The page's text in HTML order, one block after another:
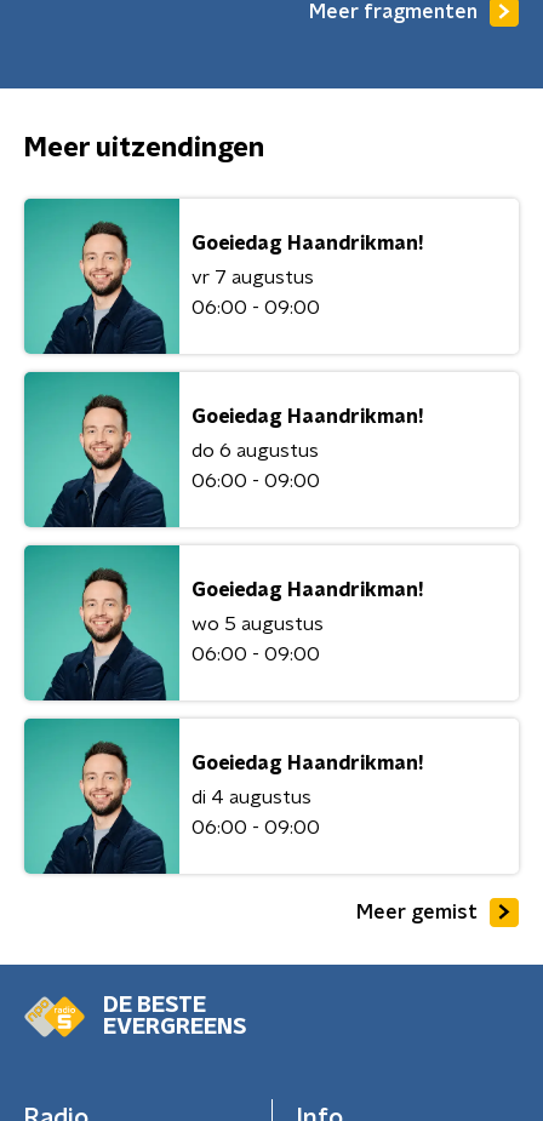
Meer fragmenten
Meer uitzendingen
Goeiedag Haandrikman!
vr 7 augustus
06:00 - 09:00
Goeiedag Haandrikman!
do 6 augustus
06:00 - 09:00
Goeiedag Haandrikman!
wo 5 augustus
06:00 - 09:00
Goeiedag Haandrikman!
di 4 augustus
06:00 - 09:00
Meer gemist
DE BESTE
EVERGREENS